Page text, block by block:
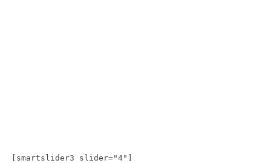
[smartslider3 slider="4"]